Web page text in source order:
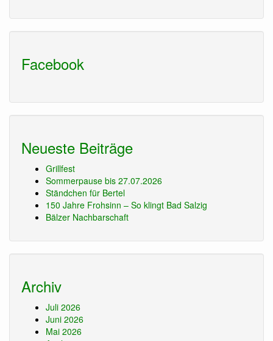
Facebook
Neueste Beiträge
Grillfest
Sommerpause bis 27.07.2026
Ständchen für Bertel
150 Jahre Frohsinn – So klingt Bad Salzig
Bälzer Nachbarschaft
Archiv
Juli 2026
Juni 2026
Mai 2026